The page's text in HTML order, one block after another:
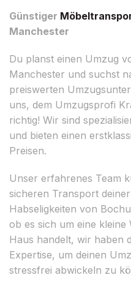
Günstiger
Manchester
Du planst einen Umzug
Manchester und suchst
preiswerten
uns, dem Umzugsprofi
richtig! Wir sind
und bieten einen
Preisen.
Unser erfahrenes Team
sicheren Transport
Habseligkeiten von
ob es sich um eine
Haus handelt, wir haben
Expertise, um deinen
stressfrei abwickeln zu